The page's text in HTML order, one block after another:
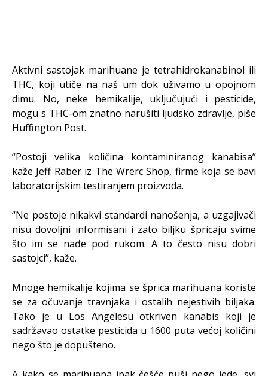
Aktivni sastojak marihuane je tetrahidrokanabinol ili
THC, koji utiče na naš um dok uživamo u opojnom
dimu. No, neke hemikalije, uključujući i pesticide,
mogu s THC-om znatno narušiti ljudsko zdravlje, piše
Huffington Post.
“Postoji velika količina kontaminiranog kanabisa”
kaže Jeff Raber iz The Wrerc Shop, firme koja se bavi
laboratorijskim testiranjem proizvoda.
“Ne postoje nikakvi standardi nanošenja, a uzgajivači
nisu dovoljni informisani i zato biljku špricaju svime
što im se nađe pod rukom. A to često nisu dobri
sastojci”, kaže.
Mnoge hemikalije kojima se šprica marihuana koriste
se za očuvanje travnjaka i ostalih nejestivih biljaka.
Tako je u Los Angelesu otkriven kanabis koji je
sadržavao ostatke pesticida u 1600 puta većoj količini
nego što je dopušteno.